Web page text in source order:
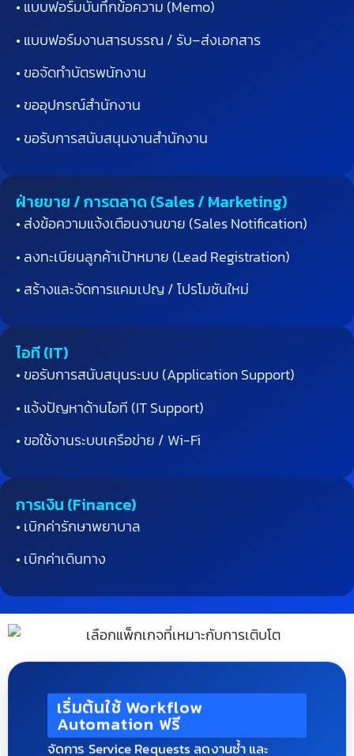
• แบบฟอร์มบันทึกข้อความ (Memo)
• แบบฟอร์มงานสารบรรณ / รับ–ส่งเอกสาร
• ขอจัดทำบัตรพนักงาน
• ขออุปกรณ์สำนักงาน
• ขอรับการสนับสนุนงานสำนักงาน
ฝ่ายขาย / การตลาด (Sales / Marketing)
• ส่งข้อความแจ้งเตือนงานขาย (Sales Notification)
• ลงทะเบียนลูกค้าเป้าหมาย (Lead Registration)
• สร้างและจัดการแคมเปญ/โปรโมชันใหม่
ไอที (IT)
• ขอรับการสนับสนุนระบบ (Application Support)
• แจ้งปัญหาด้านไอที (IT Support)
• ขอใช้งานระบบเครือข่าย / Wi-Fi
การเงิน (Finance)
• เบิกค่ารักษาพยาบาล
• เบิกค่าเดินทาง
เริ่มต้นใช้ Workflow
Automation ฟรี
จัดการ Service Requests ลดงานซ้ำ และ